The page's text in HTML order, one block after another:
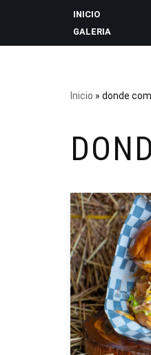
INICIO
GALERIA
Inicio » donde